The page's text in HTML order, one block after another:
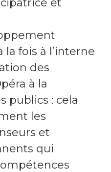
fois à l’interne
des
à la
publics : cela
les
et
qui